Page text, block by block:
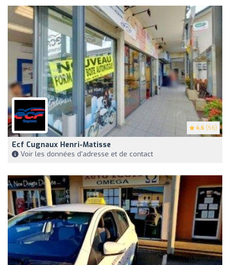
4.6 (56)
Ecf Cugnaux Henri-Matisse
Voir les données d'adresse et de contact